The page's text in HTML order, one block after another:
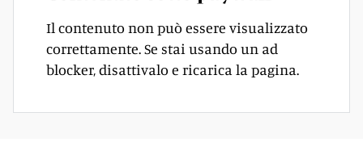
Il contenuto non può essere visualizzato
correttamente. Se stai usando un ad
blocker, disattivalo e ricarica la pagina.